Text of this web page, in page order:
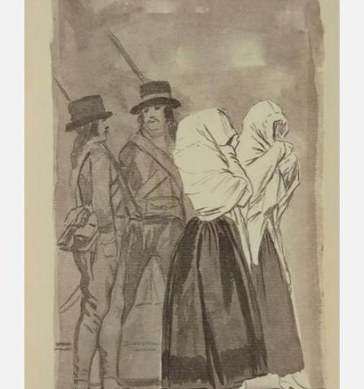
PROGRAMACIÓN
EXPOSICIONES
ACTIVIDADES
ACTUALIDAD
SALA DE PRENSA
BLOG CUADERNO ITALIANO
FRANCISCO DE GOYA